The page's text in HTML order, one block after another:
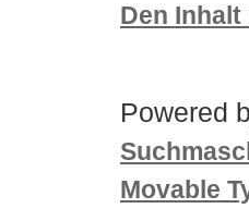
Den Inhalt
Powered
Movable